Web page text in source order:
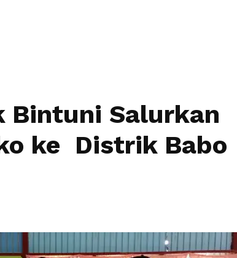
Bintuni Salurkan
ke Distrik Babo